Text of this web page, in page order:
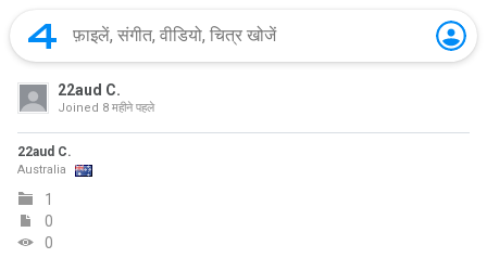
22aud C.
Joined 8 महीने पहले
22aud C.
Australia
1
0
0